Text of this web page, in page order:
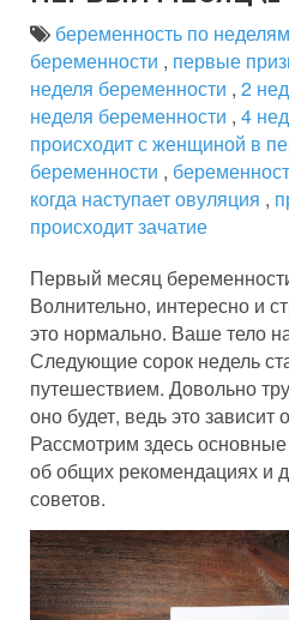
беременность по неделям
беременности , первые
неделя беременности , 2
неделя беременности , 4
происходит с женщиной в
беременности ,
когда наступает овуляция ,
происходит зачатие
Первый месяц
Волнительно, интересно и
это нормально. Ваше тело
Следующие сорок недель
путешествием. Довольно
оно будет, ведь это
Рассмотрим здесь
об общих рекомендациях и
советов.